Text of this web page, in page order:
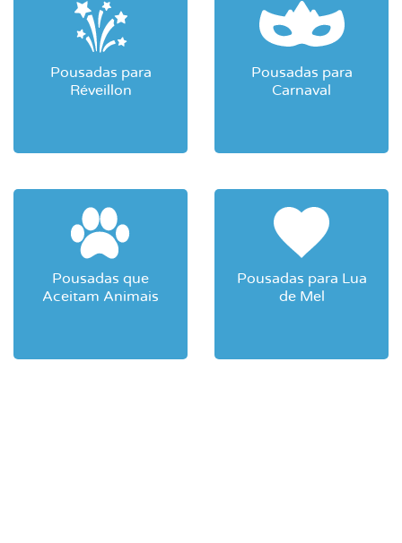
Pousadas para
Réveillon
Pousadas para
Carnaval
Pousadas que
Aceitam Animais
Pousadas para Lua
de Mel